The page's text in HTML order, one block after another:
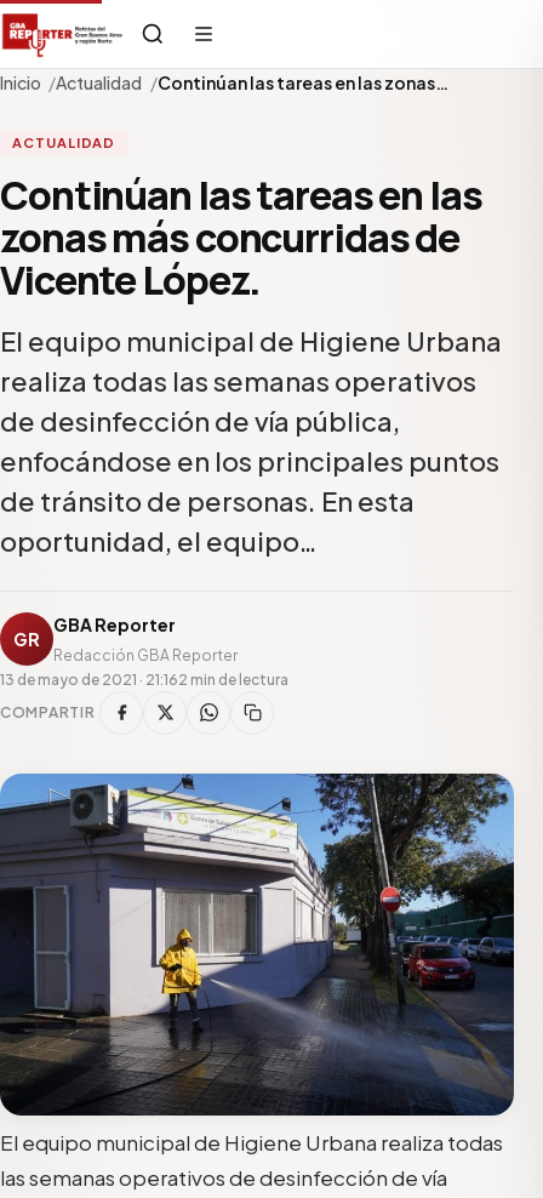
Inicio Actualidad Continúan las tareas en las zonas…
ACTUALIDAD
Continúan las tareas en las
zonas más concurridas de
Vicente López.
El equipo municipal de Higiene Urbana
realiza todas las semanas operativos
de desinfección de vía pública,
enfocándose en los principales puntos
de tránsito de personas. En esta
oportunidad, el equipo…
GR
GBA Reporter
Redacción GBA Reporter
13 de mayo de 2021 · 21:162 min de lectura
COMPARTIR
El equipo municipal de Higiene Urbana realiza todas
las semanas operativos de desinfección de vía